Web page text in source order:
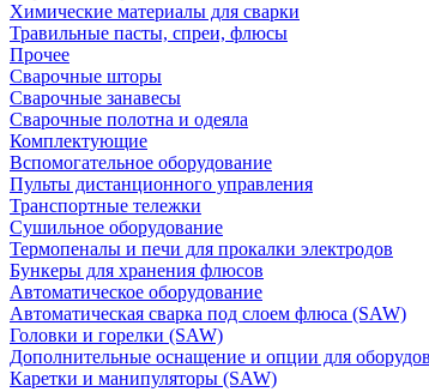
Химические материалы для сварки
Травильные пасты, спреи, флюсы
Прочее
Сварочные шторы
Сварочные занавесы
Сварочные полотна и одеяла
Комплектующие
Вспомогательное оборудование
Пульты дистанционного управления
Транспортные тележки
Сушильное оборудование
Термопеналы и печи для прокалки электродов
Бункеры для хранения флюсов
Автоматическое оборудование
Автоматическая сварка под слоем флюса (SAW)
Головки и горелки (SAW)
Дополнительные оснащение и опции для
Каретки и манипуляторы (SAW)